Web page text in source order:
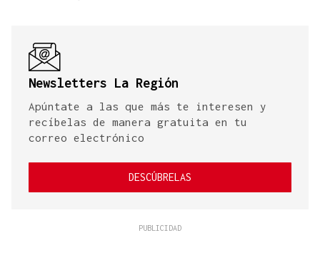
Newsletters La Región
Apúntate a las que más te interesen y
recíbelas de manera gratuita en tu
correo electrónico
DESCÚBRELAS